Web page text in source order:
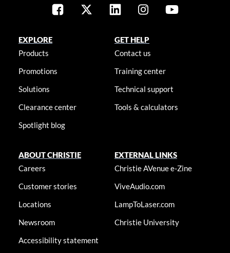
EXPLORE
Products
Promotions
Solutions
Clearance center
Spotlight blog
GET HELP
Contact us
Training center
Technical support
Tools & calculators
ABOUT CHRISTIE
Careers
Customer stories
Locations
Newsroom
Accessibility statement
EXTERNAL LINKS
Christie AVenue e-Zine
ViveAudio.com
LampToLaser.com
Christie University